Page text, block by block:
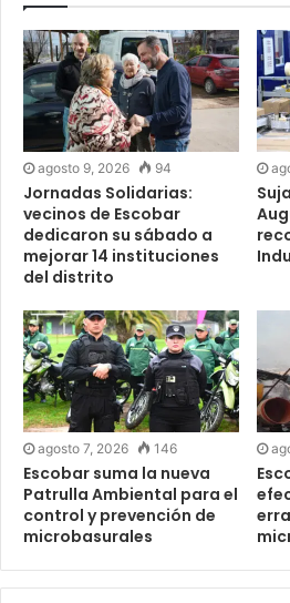
agosto 9, 2026 94
Jornadas Solidarias:
vecinos de Escobar
dedicaron su sábado a
mejorar 14 instituciones
del distrito
agosto 7, 2026 146
Escobar suma la nueva
Patrulla Ambiental para el
control y prevención de
microbasurales